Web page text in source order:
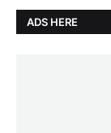
ADS HERE